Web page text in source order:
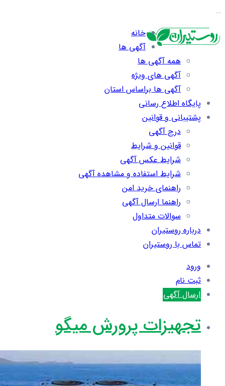
…
خانه
آگهی ها
همه آگهی ها
آگهی های ویژه
آگهی ها براساس استان
پایگاه اطلاع رسانی
پشتیبانی و قوانین
درج آگهی
قوانین و شرایط
شرایط عکس آگهی
شرایط استفاده و مشاهده آگهی
راهنمای خرید امن
راهنما ارسال آگهی
سوالات متداول
درباره روستیران
تماس با روستیران
ورود
ثبت نام
ارسال آگهی
تجهیزات پرورش میگو